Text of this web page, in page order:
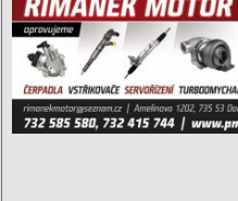
30650569,6G9N6K682AA